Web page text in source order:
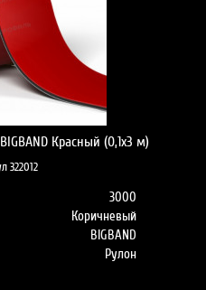
Красный (0,1х3 м)
322012
3000
Коричневый
BIGBAND
Рулон